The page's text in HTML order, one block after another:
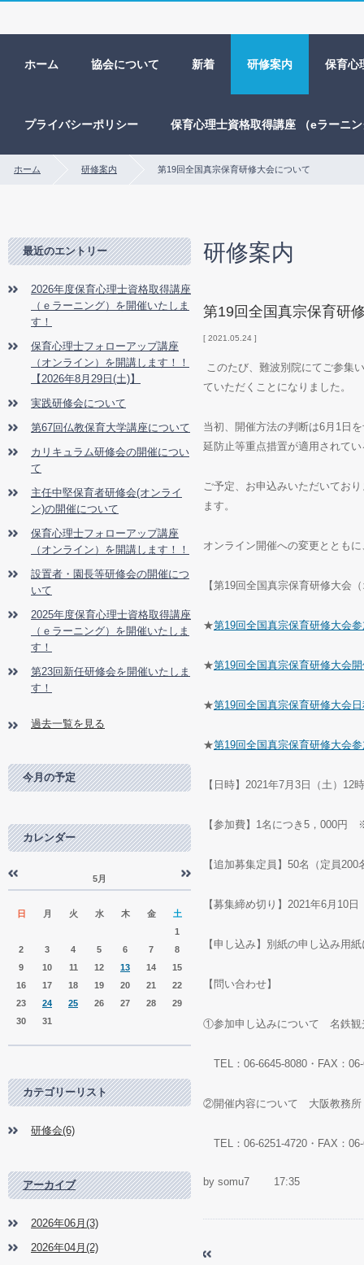
ホーム 協会について 新着 研修案内 保育心
プライバシーポリシー 保育心理士資格取得講座 （eラーニ
ホーム 研修案内 第19回全国真宗保育研修大会について
研修案内
2021.05.24
第19回全国真宗保育研
このたび、難波別院にてご参集
ていただくことになりました。
当初、開催方法の判断は6月1日
延防止等重点措置が適用されて
ご予定、お申込みいただいてお
ます。
オンライン開催への変更ととも
【第19回全国真宗保育研修大会
★第19回全国真宗保育研修大会
★第19回全国真宗保育研修大会
★第19回全国真宗保育研修大会
★第19回全国真宗保育研修大会
【日時】2021年7月3日（土）
【参加費】1名につき5，000円
【追加募集定員】50名（定員
【募集締め切り】2021年6月10日
【申し込み】別紙の申し込み用
【問い合わせ】
①参加申し込みについて 名鉄
TEL：06-6645-8080・FAX：
②開催内容について 大阪教務
TEL：06-6251-4720・FAX：
by somu7 17:35
最近のエントリー
2026年度保育心理士資格取得講座
（ｅラーニング）を開催いたしま
す！
保育心理士フォローアップ講座
（オンライン）を開講します！！
【2026年8月29日(土)】
実践研修会について
第67回仏教保育大学講座について
カリキュラム研修会の開催につい
て
主任中堅保育者研修会(オンライ
ン)の開催について
保育心理士フォローアップ講座
（オンライン）を開講します！！
設置者・園長等研修会の開催につ
いて
2025年度保育心理士資格取得講座
（ｅラーニング）を開催いたしま
す！
第23回新任研修会を開催いたしま
す！
過去一覧を見る
今月の予定
カレンダー
«
5月
»
日 月 火 水 木 金
土
1
2
3 4 5 6 7
8
9
10 11 12 13 14
15
16
17 18 19 20 21
22
23
24 25 26 27 28
29
30
31
カテゴリーリスト
研修会(6)
アーカイブ
2026年06月(3)
2026年04月(2)